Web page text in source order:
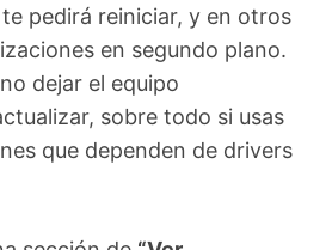
pedirá reiniciar, y en otros
en segundo plano.
dejar el equipo
sobre todo si usas
que dependen de drivers